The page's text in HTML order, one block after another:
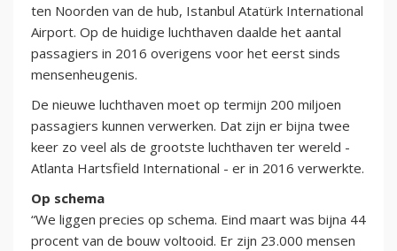
ten Noorden van de hub, Istanbul Atatürk International
Airport. Op de huidige luchthaven daalde het aantal
passagiers in 2016 overigens voor het eerst sinds
mensenheugenis.
De nieuwe luchthaven moet op termijn 200 miljoen
passagiers kunnen verwerken. Dat zijn er bijna twee
keer zo veel als de grootste luchthaven ter wereld -
Atlanta Hartsfield International - er in 2016 verwerkte.
Op schema
“We liggen precies op schema. Eind maart was bijna 44
procent van de bouw voltooid. Er zijn 23.000 mensen